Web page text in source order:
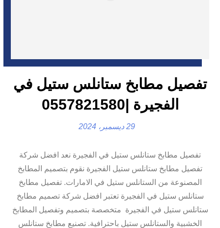
تفصيل مطابخ ستانلس ستيل في
الفجيرة |0557821580
29 ديسمبر، 2024
تفصيل مطابخ ستانلس ستيل في الفجيرة نعد افضل شركة
تفصيل مطابخ ستانلس ستيل الفجيرة نقوم بتصميم المطابخ
المصنوعة من الستانلس ستيل في الامارات. تفصيل مطابخ
ستانلس ستيل في الفجيرة تعتبر افضل شركة تصميم مطابخ
ستانلس ستيل في الفجيرة متخصصة بتصميم وتفصيل المطابخ
الخشبية والستانلس ستيل باحترافية. تصنيع مطابخ ستانلس